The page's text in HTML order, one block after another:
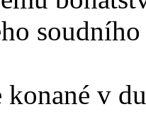
konané v